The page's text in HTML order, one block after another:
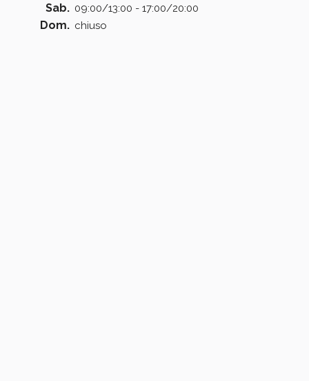
Sab. 09:00/13:00 - 17:00/20:00
Dom. chiuso